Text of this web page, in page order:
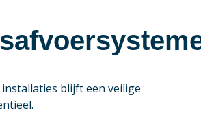
blijft een veilige